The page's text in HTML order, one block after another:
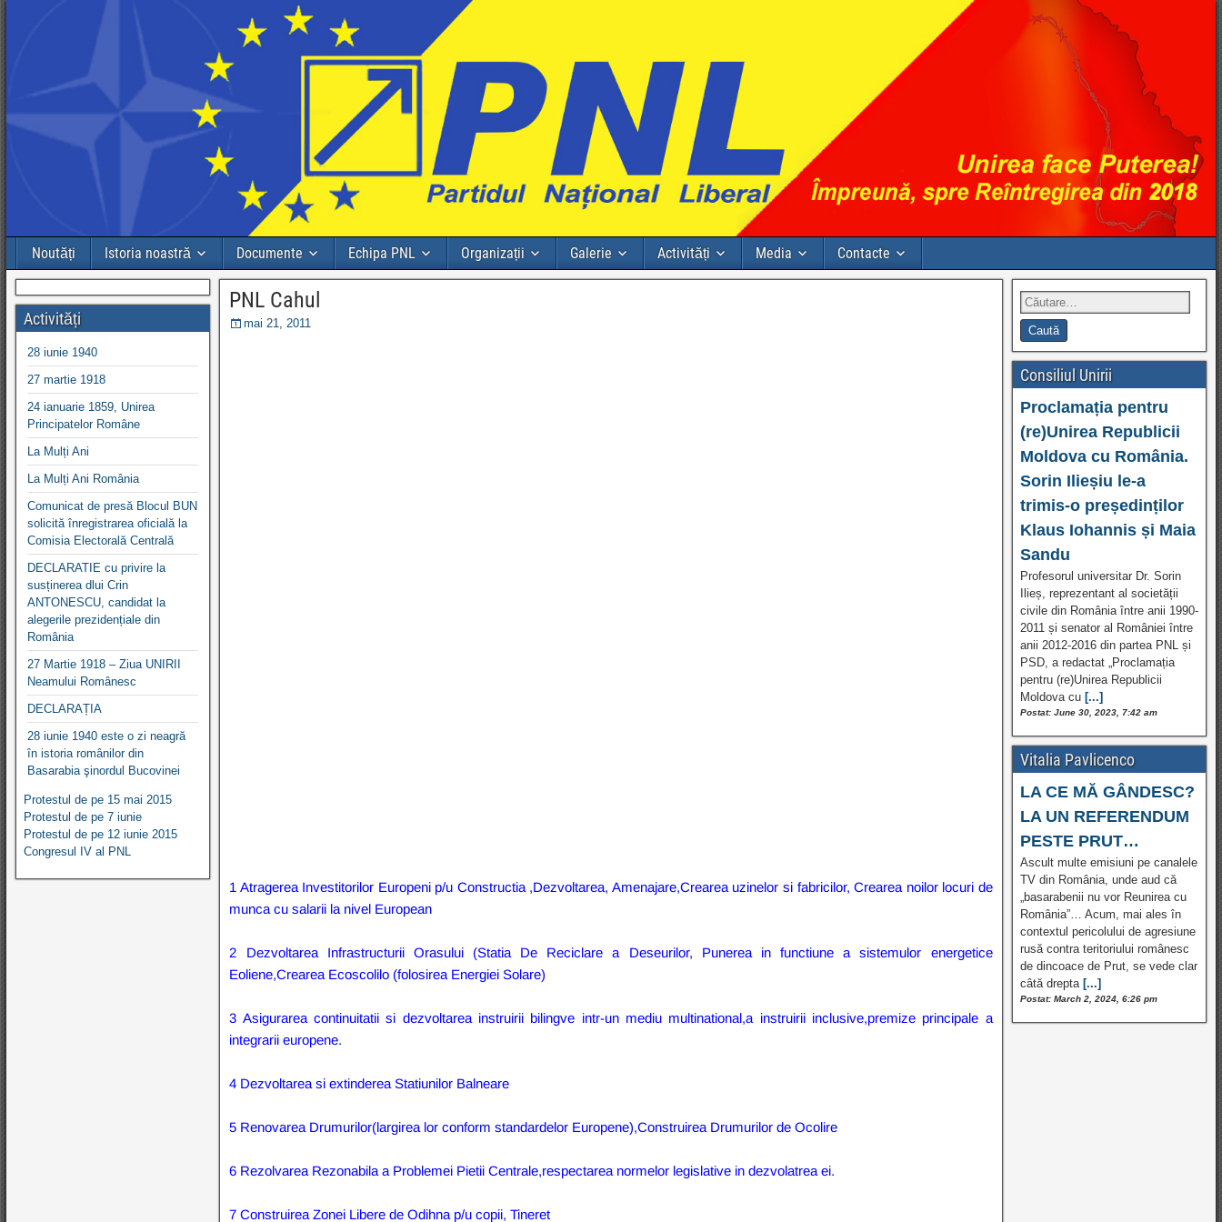
Noutăți Istoria noastră Documente Echipa PNL Organizații Galerie Activități Media Contacte
PNL Cahul
mai 21, 2011
1 Atragerea Investitorilor Europeni p/u Constructia ,Dezvoltarea, Amenajare,Crearea uzinelor si fabricilor, Crearea noilor locuri de
munca cu salarii la nivel European
2 Dezvoltarea Infrastructurii Orasului (Statia De Reciclare a Deseurilor, Punerea in functiune a sistemulor energetice
Eoliene,Crearea Ecoscolilo (folosirea Energiei Solare)
3 Asigurarea continuitatii si dezvoltarea instruirii bilingve intr-un mediu multinational,a instruirii inclusive,premize principale a
integrarii europene.
4 Dezvoltarea si extinderea Statiunilor Balneare
5 Renovarea Drumurilor(largirea lor conform standardelor Europene),Construirea Drumurilor de Ocolire
6 Rezolvarea Rezonabila a Problemei Pietii Centrale,respectarea normelor legislative in dezvolatrea ei.
7 Construirea Zonei Libere de Odihna p/u copii, Tineret
Activități
28 iunie 1940
27 martie 1918
24 ianuarie 1859, Unirea
Principatelor Române
La Mulți Ani
La Mulți Ani România
Comunicat de presă Blocul BUN
solicită înregistrarea oficială la
Comisia Electorală Centrală
DECLARATIE cu privire la
susținerea dlui Crin
ANTONESCU, candidat la
alegerile prezidențiale din
România
27 Martie 1918 – Ziua UNIRII
Neamului Românesc
DECLARAȚIA
28 iunie 1940 este o zi neagră
în istoria românilor din
Basarabia şinordul Bucovinei
Protestul de pe 15 mai 2015
Protestul de pe 7 iunie
Protestul de pe 12 iunie 2015
Congresul IV al PNL
Consiliul Unirii
Proclamația pentru
(re)Unirea Republicii
Moldova cu România.
Sorin Ilieșiu le-a
trimis-o președinților
Klaus Iohannis și Maia
Sandu
Profesorul universitar Dr. Sorin
Ilieș, reprezentant al societății
civile din România între anii 1990-
2011 și senator al României între
anii 2012-2016 din partea PNL și
PSD, a redactat „Proclamația
pentru (re)Unirea Republicii
Moldova cu [...]
Postat: June 30, 2023, 7:42 am
Vitalia Pavlicenco
LA CE MĂ GÂNDESC?
LA UN REFERENDUM
PESTE PRUT…
Ascult multe emisiuni pe canalele
TV din România, unde aud că
„basarabenii nu vor Reunirea cu
România”… Acum, mai ales în
contextul pericolului de agresiune
rusă contra teritoriului românesc
de dincoace de Prut, se vede clar
câtă drepta[...]
Postat: March 2, 2024, 6:26 pm